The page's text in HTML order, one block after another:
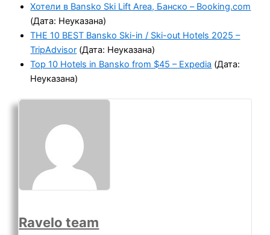
Хотели в Bansko Ski Lift Area, Банско – Booking.com
(Дата: Неуказана)
THE 10 BEST Bansko Ski-in / Ski-out Hotels 2025 –
TripAdvisor (Дата: Неуказана)
Top 10 Hotels in Bansko from $45 – Expedia (Дата:
Неуказана)
Ravelo team